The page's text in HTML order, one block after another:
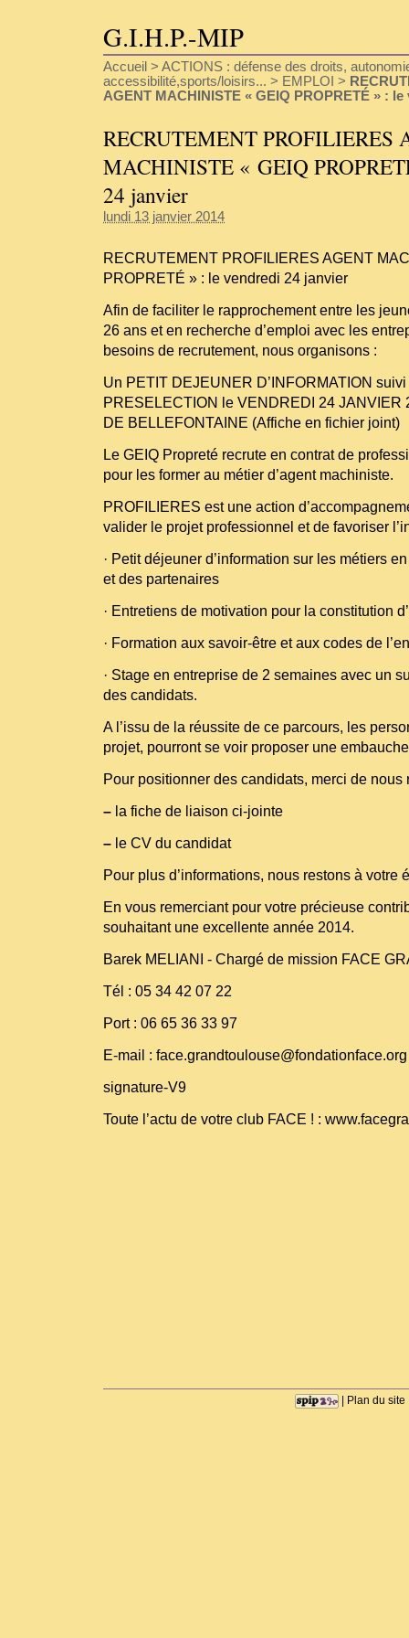
G.I.H.P.-MIP
Accueil > ACTIONS : défense des droits,
accessibilité,sports/loisirs... > EMPLOI >
AGENT MACHINISTE « GEIQ PROPRETÉ » :
RECRUTEMENT PROFILIERES
MACHINISTE « GEIQ
24 janvier
lundi 13 janvier 2014
RECRUTEMENT PROFILIERES AGENT
PROPRETÉ » : le vendredi 24 janvier
Afin de faciliter le rapprochement entre les
26 ans et en recherche d’emploi avec les
besoins de recrutement, nous organisons :
Un PETIT DEJEUNER D’INFORMATION suivi
PRESELECTION le VENDREDI 24 JANVIER
DE BELLEFONTAINE (Affiche en fichier joint)
Le GEIQ Propreté recrute en contrat de
pour les former au métier d’agent machiniste.
PROFILIERES est une action
valider le projet professionnel et de favoriser
· Petit déjeuner d’information sur les métiers
et des partenaires
· Entretiens de motivation pour la constitution
· Formation aux savoir-être et aux codes de
· Stage en entreprise de 2 semaines avec un
des candidats.
A l’issu de la réussite de ce parcours, les
projet, pourront se voir proposer une
Pour positionner des candidats, merci de nous
– la fiche de liaison ci-jointe
– le CV du candidat
Pour plus d’informations, nous restons à votre
En vous remerciant pour votre précieuse
souhaitant une excellente année 2014.
Barek MELIANI - Chargé de mission FACE
Tél : 05 34 42 07 22
Port : 06 65 36 33 97
E-mail : face.grandtoulouse@fondationface.org
signature-V9
Toute l’actu de votre club FACE ! :
Plan du site